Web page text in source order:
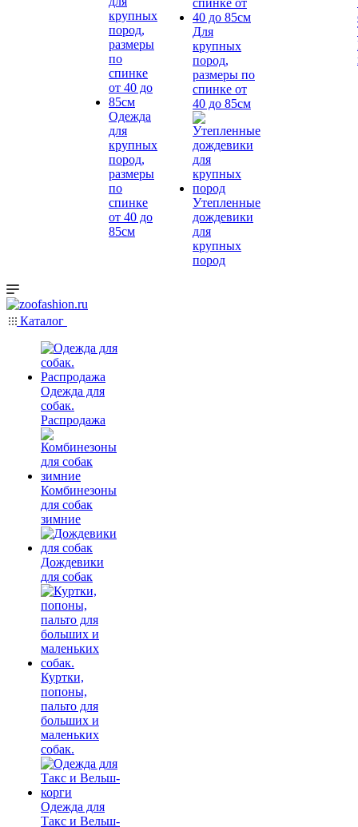
Одежда
для
крупных
пород,
размеры
по
спинке
от 40 до
85см
Для
крупных
пород,
размеры по
спинке от
40 до 85см
Утепленные
дождевики
для
крупных
пород
Каталог
Одежда для
собак.
Распродажа
Комбинезоны
для собак
зимние
Дождевики
для собак
Куртки,
попоны,
пальто для
больших и
маленьких
собак.
Одежда для
Такс и Вельш-